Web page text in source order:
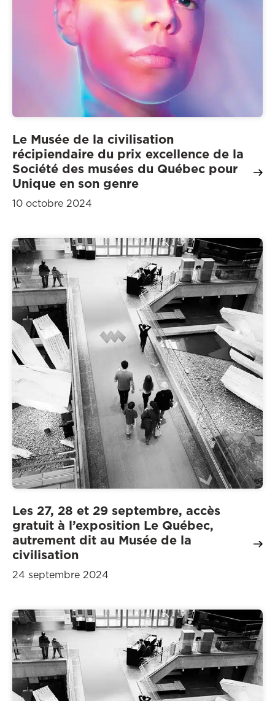
Le Musée de la civilisation
récipiendaire du prix excellence de la
Société des musées du Québec pour
Unique en son genre
10 octobre 2024
Les 27, 28 et 29 septembre, accès
gratuit à l’exposition Le Québec,
autrement dit au Musée de la
civilisation
24 septembre 2024